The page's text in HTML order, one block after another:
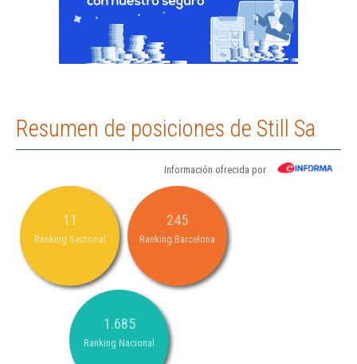
Resumen de posiciones de Still Sa
Información ofrecida por
11
Ranking Sectorial
245
Ranking Barcelona
1.685
Ranking Nacional